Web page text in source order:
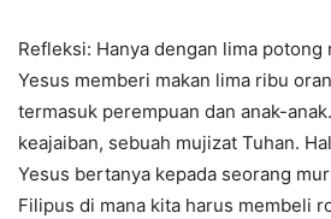
Refleksi: Hanya dengan lima
Yesus memberi makan lima ribu
termasuk perempuan dan anak-
keajaiban, sebuah mujizat Tuhan.
Yesus bertanya kepada seorang
Filipus di mana kita harus membeli